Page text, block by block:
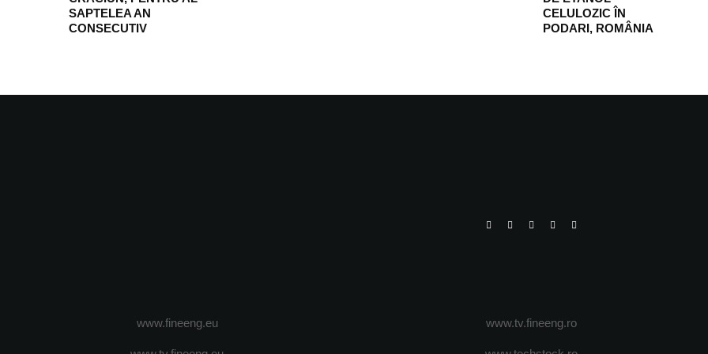
SAPTELEA AN
CONSECUTIV
CELULOZIC ÎN
PODARI, ROMÂNIA
www.fineeng.eu www.tv.fineeng.ro